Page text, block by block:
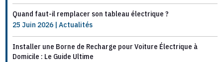
Quand faut-il remplacer son tableau électrique ?
25 Juin 2026 |Actualités
Installer une Borne de Recharge pour Voiture Électrique à
Domicile : Le Guide Ultime